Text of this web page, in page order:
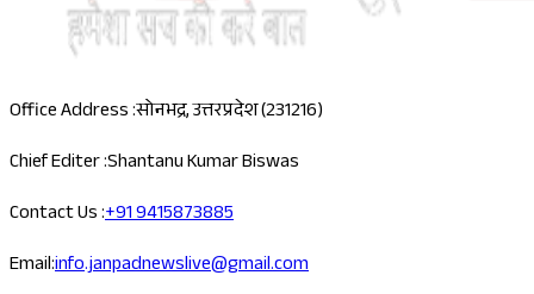
Office Address :सोनभद्र, उत्तरप्रदेश (231216)
Chief Editer :Shantanu Kumar Biswas
Contact Us :+91 9415873885
Email:info.janpadnewslive@gmail.com